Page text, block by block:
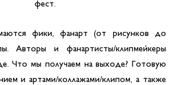
фест.
фики, фанарт (от рисунков до
Авторы и фанартисты/клипмейкеры
Что мы получаем на выходе? Готовую
и артами/коллажами/клипом, а также